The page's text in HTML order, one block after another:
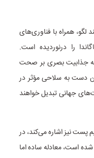
لگو، همراه با فناوری‌های
را درنوردیده است.
که جذابیت بصری بر صحت
دست به سلاحی مؤثر در
جهانی تبدیل خواهند
پست نیز اشاره می‌کند، در
است، معادله ساده اما